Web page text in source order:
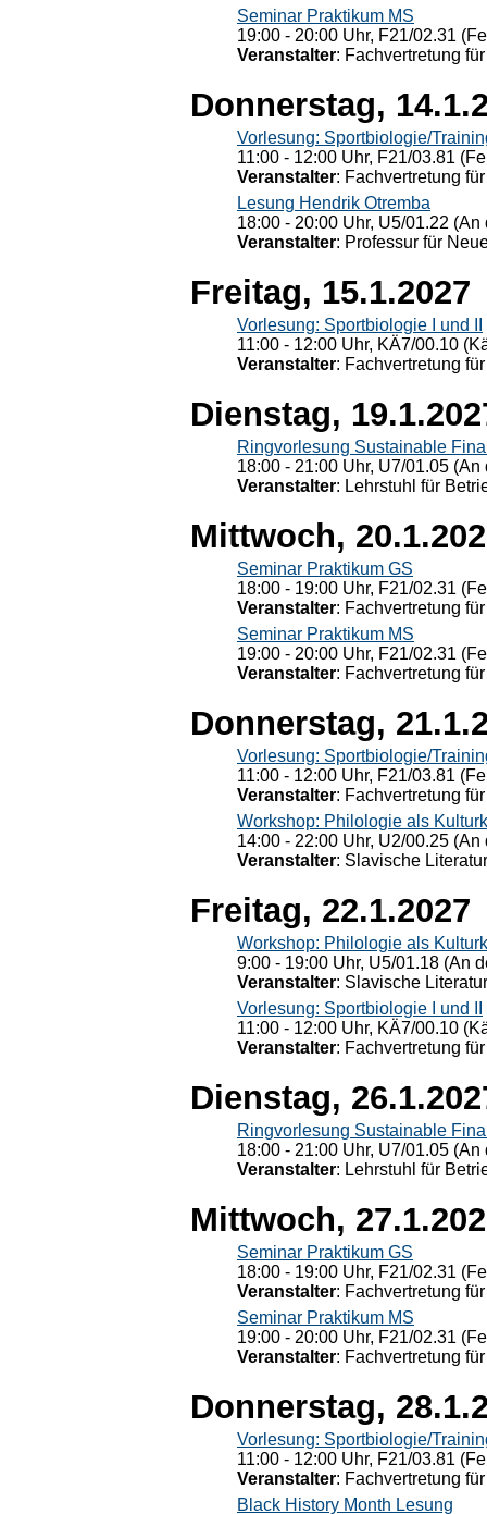
Seminar Praktikum MS
19:00 - 20:00 Uhr, F21/02.31
Veranstalter: Fachvertretung
Donnerstag,
Vorlesung: Sportbiologie/
11:00 - 12:00 Uhr, F21/03.81
Veranstalter: Fachvertretung
Lesung Hendrik Otremba
18:00 - 20:00 Uhr, U5/01.22
Veranstalter: Professur für
Freitag, 15.1.2027
Vorlesung: Sportbiologie I und II
11:00 - 12:00 Uhr, KÄ7/00.10
Veranstalter: Fachvertretung
Dienstag,
Ringvorlesung Sustainable
18:00 - 21:00 Uhr, U7/01.05
Veranstalter: Lehrstuhl für
Mittwoch,
Seminar Praktikum GS
18:00 - 19:00 Uhr, F21/02.31
Veranstalter: Fachvertretung
Seminar Praktikum MS
19:00 - 20:00 Uhr, F21/02.31
Veranstalter: Fachvertretung
Donnerstag,
Vorlesung: Sportbiologie/
11:00 - 12:00 Uhr, F21/03.81
Veranstalter: Fachvertretung
Workshop: Philologie als
14:00 - 22:00 Uhr, U2/00.25
Veranstalter: Slavische
Freitag, 22.1.2027
Workshop: Philologie als
9:00 - 19:00 Uhr, U5/01.18 (An
Veranstalter: Slavische
Vorlesung: Sportbiologie I und II
11:00 - 12:00 Uhr, KÄ7/00.10
Veranstalter: Fachvertretung
Dienstag,
Ringvorlesung Sustainable
18:00 - 21:00 Uhr, U7/01.05
Veranstalter: Lehrstuhl für
Mittwoch,
Seminar Praktikum GS
18:00 - 19:00 Uhr, F21/02.31
Veranstalter: Fachvertretung
Seminar Praktikum MS
19:00 - 20:00 Uhr, F21/02.31
Veranstalter: Fachvertretung
Donnerstag,
Vorlesung: Sportbiologie/
11:00 - 12:00 Uhr, F21/03.81
Veranstalter: Fachvertretung
Black History Month Lesung